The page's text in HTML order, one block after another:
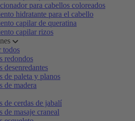
para cabellos coloreados
hidratante para el cabello
capilar de queratina
capilar rizos
todos
redondos
desenredantes
de paleta y planos
de madera
de cerdas de jabalí
de masaje craneal